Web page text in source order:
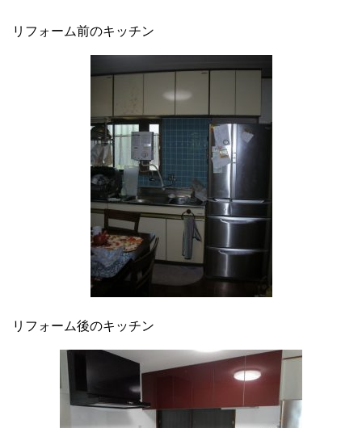
リフォーム前のキッチン
リフォーム後のキッチン